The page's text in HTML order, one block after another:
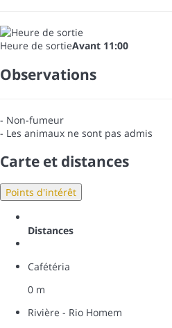
Heure de sortieAvant 11:00
Observations
- Non-fumeur
- Les animaux ne sont pas admis
Carte et distances
Points d'intérêt
Distances
Cafétéria
0 m
Rivière - Rio Homem